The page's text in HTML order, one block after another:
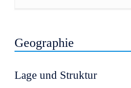
Geographie
Lage und Struktur